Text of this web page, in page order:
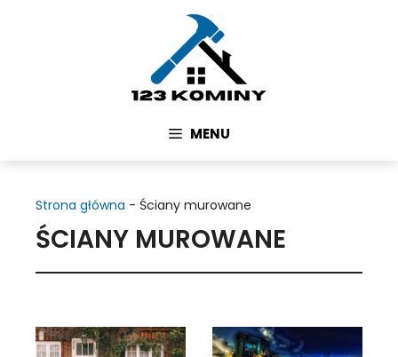
MENU
Strona główna - Ściany murowane
ŚCIANY MUROWANE